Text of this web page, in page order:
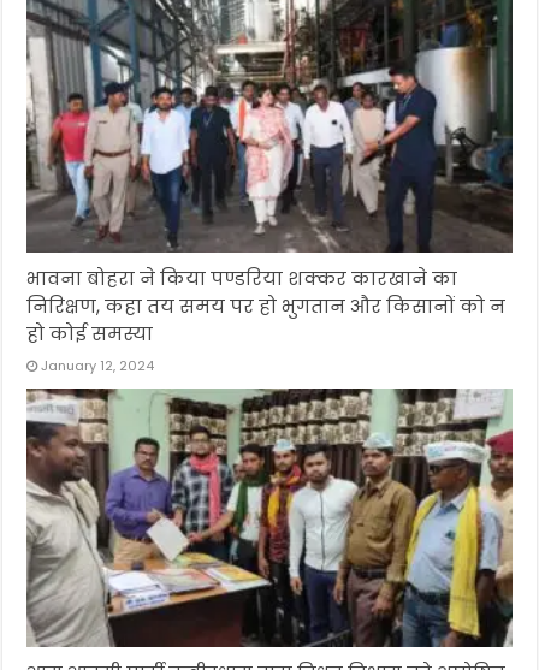
भावना बोहरा ने किया पण्डरिया शक्कर कारखाने का
निरिक्षण, कहा तय समय पर हो भुगतान और किसानों को न
हो कोई समस्या
January 12, 2024